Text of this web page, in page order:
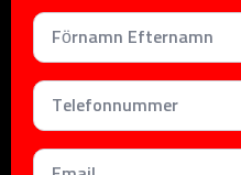
Namn
Telefonnummer
Email